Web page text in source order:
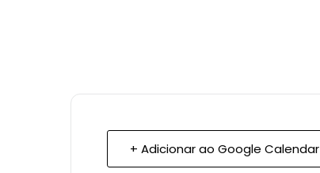
+ Adicionar ao Google Calendar